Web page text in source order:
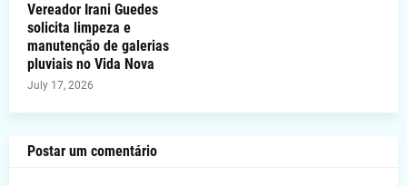
Vereador Irani Guedes
solicita limpeza e
manutenção de galerias
pluviais no Vida Nova
July 17, 2026
Postar um comentário